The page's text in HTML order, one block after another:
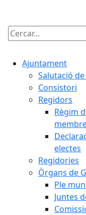
Cercar:
Ajuntament
Salutació
Consistori
Regidors
Règim
electes
Regidories
Òrgans de
Ple
Juntes